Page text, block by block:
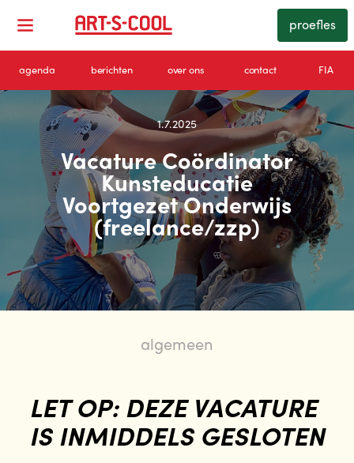
proefles
agenda berichten over ons contact FIA
1.7.2025
Vacature Coördinator
Kunsteducatie
Voortgezet Onderwijs
(freelance/zzp)
algemeen
LET OP: DEZE VACATURE
IS INMIDDELS GESLOTEN